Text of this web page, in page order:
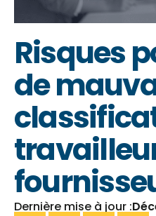
Risques
de
Dernière mise à jour :